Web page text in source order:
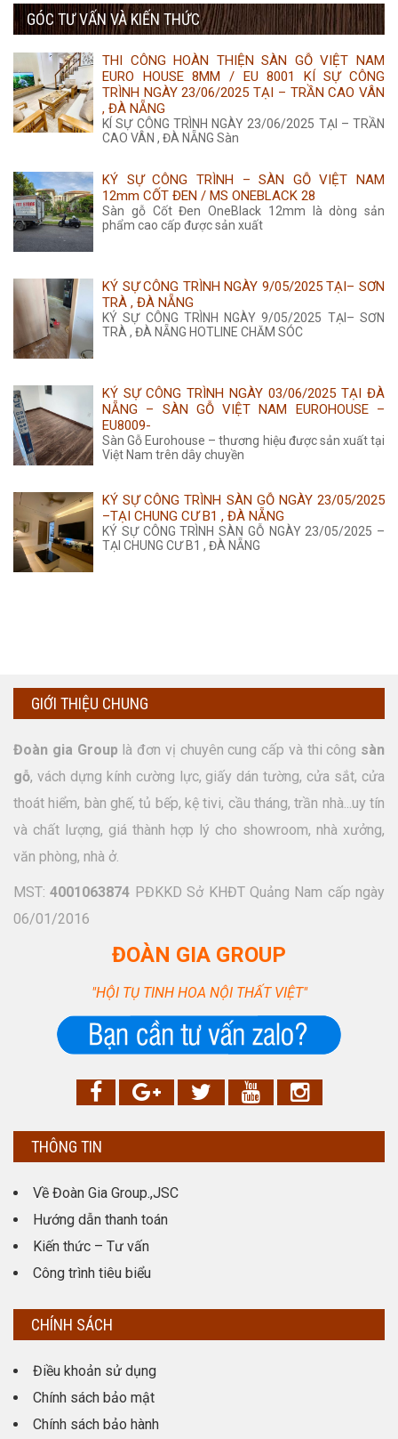
350.000 ₫.
là:
tại
350.000 ₫.
GÓC TƯ VẤN VÀ KIẾN THỨC
THI CÔNG HOÀN THIỆN SÀN GỖ VIỆT NAM
EURO HOUSE 8MM / EU 8001 KÍ SỰ CÔNG
TRÌNH NGÀY 23/06/2025 TẠI – TRẦN CAO VÂN
, ĐÀ NẴNG
KÍ SỰ CÔNG TRÌNH NGÀY 23/06/2025 TẠI – TRẦN
CAO VÂN , ĐÀ NẴNG Sàn
KÝ SỰ CÔNG TRÌNH – SÀN GỖ VIỆT NAM
12mm CỐT ĐEN / MS ONEBLACK 28
Sàn gỗ Cốt Đen OneBlack 12mm là dòng sản
phẩm cao cấp được sản xuất
KÝ SỰ CÔNG TRÌNH NGÀY 9/05/2025 TẠI– SƠN
TRÀ , ĐÀ NẴNG
KÝ SỰ CÔNG TRÌNH NGÀY 9/05/2025 TẠI– SƠN
TRÀ , ĐÀ NẴNG HOTLINE CHĂM SÓC
KÝ SỰ CÔNG TRÌNH NGÀY 03/06/2025 TẠI ĐÀ
NẴNG – SÀN GỖ VIỆT NAM EUROHOUSE –
EU8009-
Sàn Gỗ Eurohouse – thương hiệu được sản xuất tại
Việt Nam trên dây chuyền
KÝ SỰ CÔNG TRÌNH SÀN GỖ NGÀY 23/05/2025
–TẠI CHUNG CƯ B1 , ĐÀ NẴNG
KÝ SỰ CÔNG TRÌNH SÀN GỖ NGÀY 23/05/2025 –
TẠI CHUNG CƯ B1 , ĐÀ NẴNG
GIỚI THIỆU CHUNG
Đoàn gia Group là đơn vị chuyên cung cấp và thi công sàn
gỗ, vách dựng kính cường lực, giấy dán tường, cửa sắt, cửa
thoát hiểm, bàn ghế, tủ bếp, kệ tivi, cầu tháng, trần nhà...uy tín
và chất lượng, giá thành hợp lý cho showroom, nhà xưởng,
văn phòng, nhà ở.
MST:4001063874 PĐKKD Sở KHĐT Quảng Nam cấp ngày
06/01/2016
ĐOÀN GIA GROUP
"HỘI TỤ TINH HOA NỘI THẤT VIỆT"
THÔNG TIN
Về Đoàn Gia Group.,JSC
Hướng dẫn thanh toán
Kiến thức – Tư vấn
Công trình tiêu biểu
CHÍNH SÁCH
Điều khoản sử dụng
Chính sách bảo mật
Chính sách bảo hành